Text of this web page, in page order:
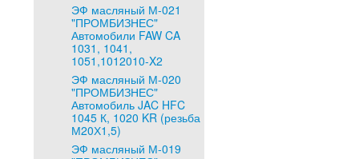
ЭФ масляный М-021
"ПРОМБИЗНЕС"
Автомобили FAW CA
1031, 1041,
1051,1012010-X2
ЭФ масляный М-020
"ПРОМБИЗНЕС"
Автомобиль JAC HFC
1045 К, 1020 KR (резьба
М20Х1,5)
ЭФ масляный М-019